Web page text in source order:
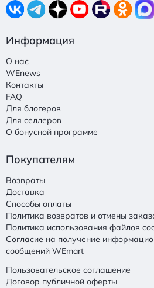
Информация
О нас
WEnews
Контакты
FAQ
Для блогеров
Для селлеров
О бонусной программе
Покупателям
Возвраты
Доставка
Способы оплаты
Политика возвратов и отмены
Политика использования файлов
Согласие на получение
сообщений WEmart
Пользовательское соглашение
Договор публичной оферты